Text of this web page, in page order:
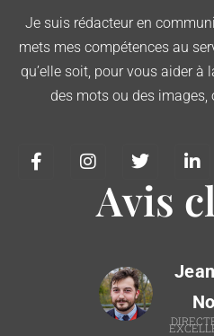
Je suis rédacteur en
mets mes compétences au
qu’elle soit, pour vous aider à
des mots ou des images,
Avis